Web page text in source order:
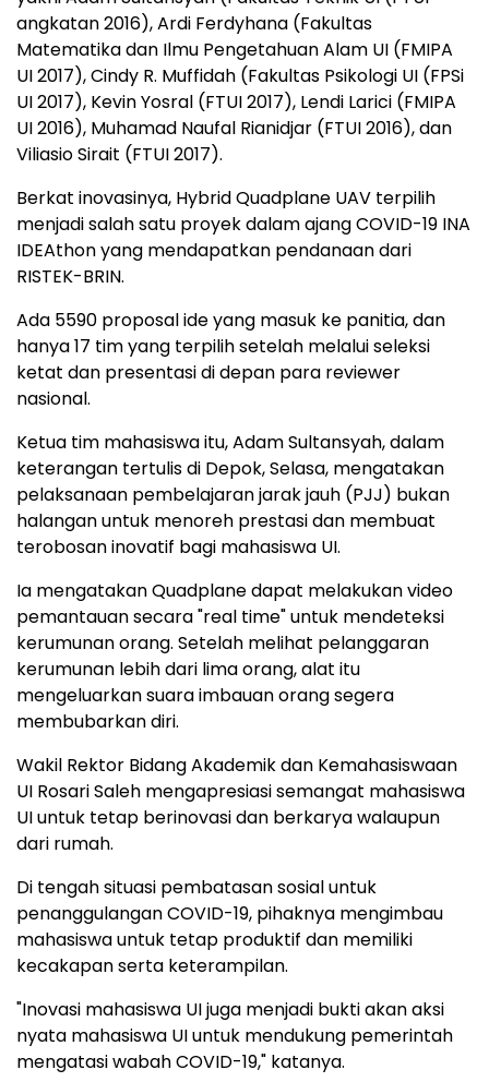
angkatan 2016), Ardi Ferdyhana (Fakultas
Matematika dan Ilmu Pengetahuan Alam UI (FMIPA
UI 2017), Cindy R. Muffidah (Fakultas Psikologi UI (FPSi
UI 2017), Kevin Yosral (FTUI 2017), Lendi Larici (FMIPA
UI 2016), Muhamad Naufal Rianidjar (FTUI 2016), dan
Viliasio Sirait (FTUI 2017).
Berkat inovasinya, Hybrid Quadplane UAV terpilih
menjadi salah satu proyek dalam ajang COVID-19 INA
IDEAthon yang mendapatkan pendanaan dari
RISTEK-BRIN.
Ada 5590 proposal ide yang masuk ke panitia, dan
hanya 17 tim yang terpilih setelah melalui seleksi
ketat dan presentasi di depan para reviewer
nasional.
Ketua tim mahasiswa itu, Adam Sultansyah, dalam
keterangan tertulis di Depok, Selasa, mengatakan
pelaksanaan pembelajaran jarak jauh (PJJ) bukan
halangan untuk menoreh prestasi dan membuat
terobosan inovatif bagi mahasiswa UI.
Ia mengatakan Quadplane dapat melakukan video
pemantauan secara "real time" untuk mendeteksi
kerumunan orang. Setelah melihat pelanggaran
kerumunan lebih dari lima orang, alat itu
mengeluarkan suara imbauan orang segera
membubarkan diri.
Wakil Rektor Bidang Akademik dan Kemahasiswaan
UI Rosari Saleh mengapresiasi semangat mahasiswa
UI untuk tetap berinovasi dan berkarya walaupun
dari rumah.
Di tengah situasi pembatasan sosial untuk
penanggulangan COVID-19, pihaknya mengimbau
mahasiswa untuk tetap produktif dan memiliki
kecakapan serta keterampilan.
"Inovasi mahasiswa UI juga menjadi bukti akan aksi
nyata mahasiswa UI untuk mendukung pemerintah
mengatasi wabah COVID-19," katanya.